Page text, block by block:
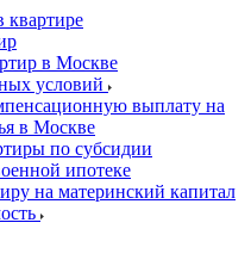
в Москве
условий
выплату на
в Москве
по субсидии
ипотеке
на материнский капитал